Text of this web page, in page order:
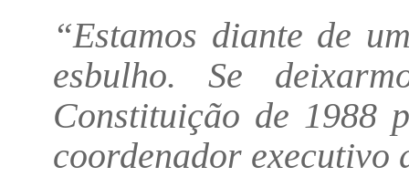
“Estamos diante de
esbulho. Se
Constituição de 1988
coordenador executivo